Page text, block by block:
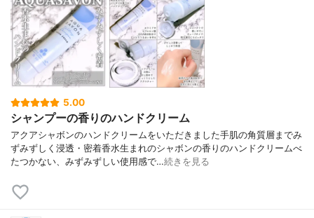
5.00
シャンプーの香りのハンドクリーム
アクアシャボンのハンドクリームをいただきました手肌の角質層までみ
ずみずしく浸透・密着香水生まれのシャボンの香りのハンドクリームべ
たつかない、みずみずしい使用感で…続きを見る